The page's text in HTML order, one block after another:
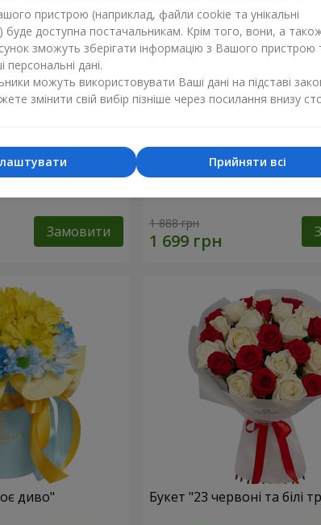
Замовити 1 888 грн
диво" Букет "23 червоні та білі
пристрою (наприклад, файли cookie та унікальні
буде доступна постачальникам. Крім того, вони, а
зможуть зберігати інформацію з Вашого пристрою
дані.
можуть використовувати Ваші дані на підставі
змінити свій вибір пізніше через посилання внизу
Прийняти всі